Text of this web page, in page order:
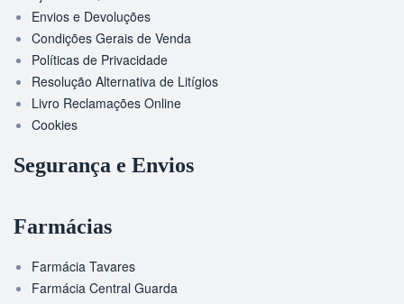
Envios e Devoluções
Condições Gerais de Venda
Políticas de Privacidade
Resolução Alternativa de Litígios
Livro Reclamações Online
Cookies
Segurança e Envios
Farmácias
Farmácia Tavares
Farmácia Central Guarda